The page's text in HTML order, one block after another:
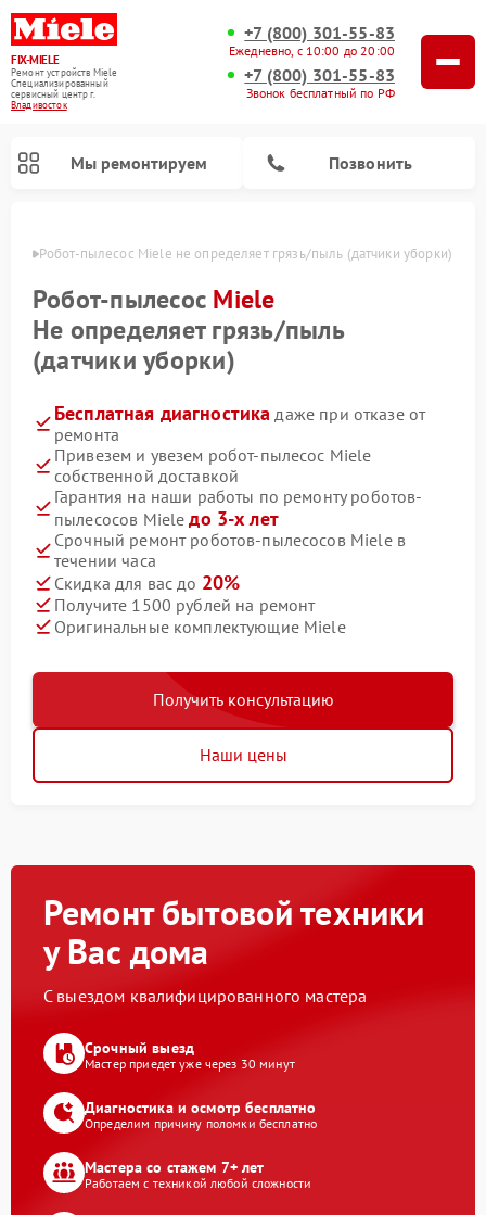
FIX-MIELE
Ремонт устройств Miele
Специализированный
cервисный центр г.
Владивосток
+7 (800) 301-55-83
Ежедневно, с 10:00 до 20:00
+7 (800) 301-55-83
Звонок бесплатный по РФ
Мы ремонтируем Позвонить
Робот-пылесос Miele не определяет грязь/пыль (датчики уборки)
Робот-пылесос Miele
Не определяет грязь/пыль
(датчики уборки)
Бесплатная диагностика даже при отказе от
ремонта
Привезем и увезем робот-пылесос Miele
собственной доставкой
Гарантия на наши работы по ремонту роботов-
пылесосов Mieleдо 3-х лет
Срочный ремонт роботов-пылесосов Miele в
течении часа
Скидка для вас до 20%
Получите 1500 рублей на ремонт
Оригинальные комплектующие Miele
Получить консультацию
Наши цены
Ремонт бытовой техники
у Вас дома
С выездом квалифицированного мастера
Срочный выезд
Мастер приедет уже через 30 минут
Диагностика и осмотр бесплатно
Определим причину поломки бесплатно
Мастера со стажем 7+ лет
Работаем с техникой любой сложности